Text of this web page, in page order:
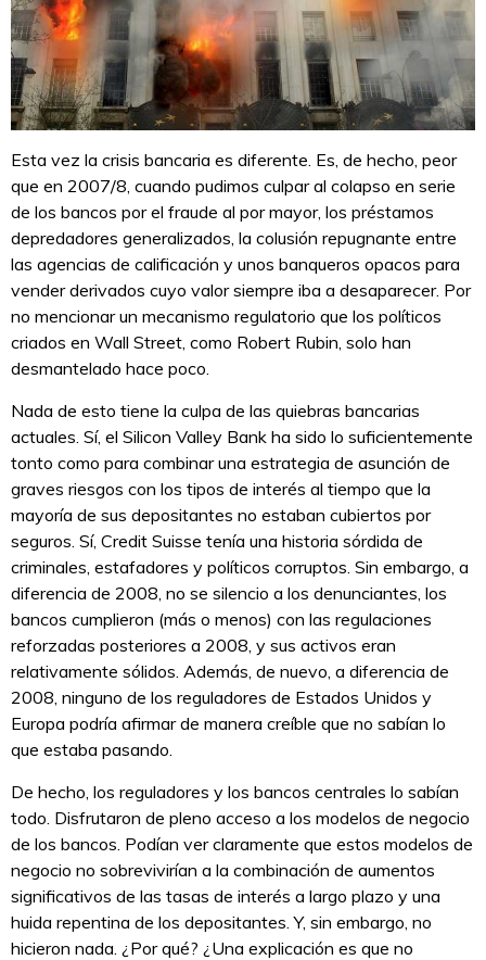
Esta vez la crisis bancaria es diferente. Es, de hecho, peor
que en 2007/8, cuando pudimos culpar al colapso en serie
de los bancos por el fraude al por mayor, los préstamos
depredadores generalizados, la colusión repugnante entre
las agencias de calificación y unos banqueros opacos para
vender derivados cuyo valor siempre iba a desaparecer. Por
no mencionar un mecanismo regulatorio que los políticos
criados en Wall Street, como Robert Rubin, solo han
desmantelado hace poco.
Nada de esto tiene la culpa de las quiebras bancarias
actuales. Sí, el Silicon Valley Bank ha sido lo suficientemente
tonto como para combinar una estrategia de asunción de
graves riesgos con los tipos de interés al tiempo que la
mayoría de sus depositantes no estaban cubiertos por
seguros. Sí, Credit Suisse tenía una historia sórdida de
criminales, estafadores y políticos corruptos. Sin embargo, a
diferencia de 2008, no se silencio a los denunciantes, los
bancos cumplieron (más o menos) con las regulaciones
reforzadas posteriores a 2008, y sus activos eran
relativamente sólidos. Además, de nuevo, a diferencia de
2008, ninguno de los reguladores de Estados Unidos y
Europa podría afirmar de manera creíble que no sabían lo
que estaba pasando.
De hecho, los reguladores y los bancos centrales lo sabían
todo. Disfrutaron de pleno acceso a los modelos de negocio
de los bancos. Podían ver claramente que estos modelos de
negocio no sobrevivirían a la combinación de aumentos
significativos de las tasas de interés a largo plazo y una
huida repentina de los depositantes. Y, sin embargo, no
hicieron nada. ¿Por qué? ¿Una explicación es que no